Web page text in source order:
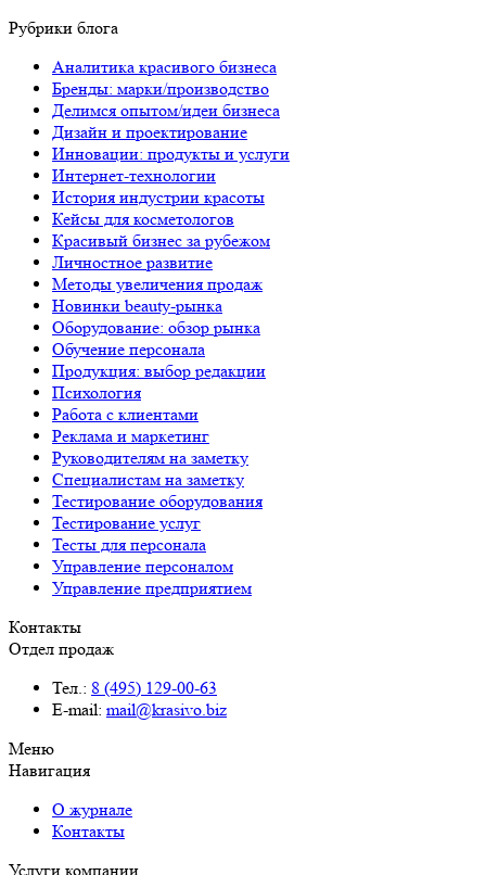
Рубрики блога
Аналитика красивого бизнеса
Бренды: марки/производство
Делимся опытом/идеи бизнеса
Дизайн и проектирование
Инновации: продукты и услуги
Интернет-технологии
История индустрии красоты
Кейсы для косметологов
Красивый бизнес за рубежом
Личностное развитие
Методы увеличения продаж
Новинки beauty-рынка
Оборудование: обзор рынка
Обучение персонала
Продукция: выбор редакции
Психология
Работа с клиентами
Реклама и маркетинг
Руководителям на заметку
Специалистам на заметку
Тестирование оборудования
Тестирование услуг
Тесты для персонала
Управление персоналом
Управление предприятием
Контакты
Отдел продаж
Тел.: 8 (495) 129-00-63
E-mail: mail@krasivo.biz
Меню
Навигация
О журнале
Контакты
Услуги компании